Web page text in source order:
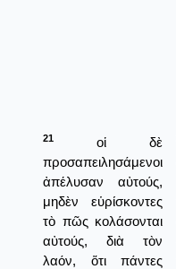
21
οἱ δὲ
προσαπειλησάμενοι
ἀπέλυσαν αὐτούς,
μηδὲν εὑρίσκοντες
τὸ πῶς κολάσονται
αὐτούς, διὰ τὸν
λαόν, ὅτι πάντες